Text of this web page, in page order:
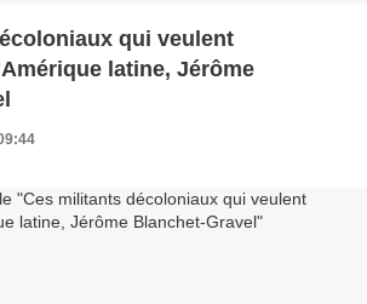
qui veulent
latine, Jérôme